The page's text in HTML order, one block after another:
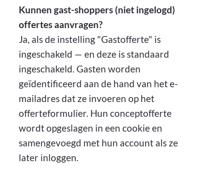
Kunnen gast-shoppers (niet ingelogd)
offertes aanvragen?
Ja, als de instelling "Gastofferte" is
ingeschakeld — en deze is standaard
ingeschakeld. Gasten worden
geïdentificeerd aan de hand van het e-
mailadres dat ze invoeren op het
offerteformulier. Hun conceptofferte
wordt opgeslagen in een cookie en
samengevoegd met hun account als ze
later inloggen.